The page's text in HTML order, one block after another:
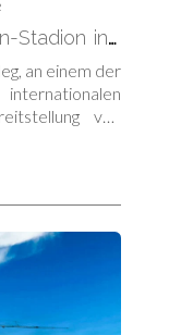
Stadion in
an einem der
von